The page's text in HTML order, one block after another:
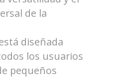
de la
diseñada
los usuarios
pequeños